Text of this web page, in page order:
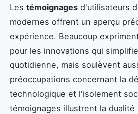
Les témoignages d'utilisateurs
modernes offrent un aperçu
expérience. Beaucoup
pour les innovations qui
quotidienne, mais soulèvent
préoccupations concernant la
technologique et l'isolement
témoignages illustrent la dualité